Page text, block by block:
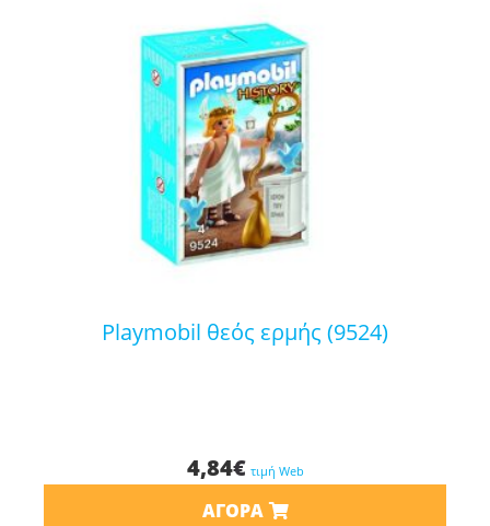
playmobil θεός ερμής (9524)
4,84€ τιμή Web
ΑΓΟΡΆ